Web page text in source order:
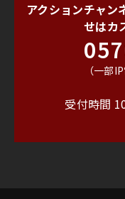
アクションチャン
せはカ
（一部
受付時間